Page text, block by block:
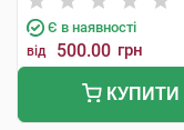
Є в наявності
від 500.00 грн
КУПИТИ